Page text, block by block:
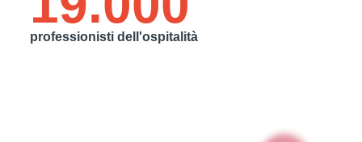
professionisti dell'ospitalità